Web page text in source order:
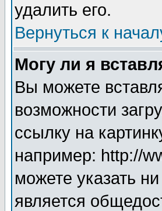
удалить его.
Вернуться к
Могу ли я
Вы можете
возможности
ссылку на
например: http://
можете указать
является